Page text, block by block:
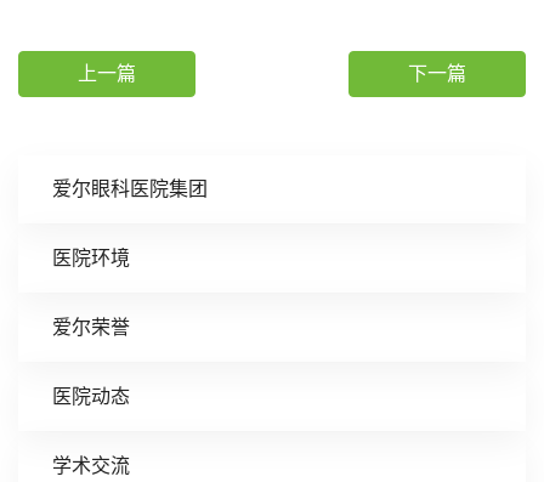
爱尔眼科医院集团
医院环境
爱尔荣誉
医院动态
学术交流
上一篇 下一篇